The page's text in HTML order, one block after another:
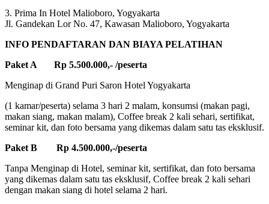
3. Prima In Hotel Malioboro, Yogyakarta
Jl. Gandekan Lor No. 47, Kawasan Malioboro, Yogyakarta
INFO PENDAFTARAN DAN BIAYA PELATIHAN
Paket A Rp 5.500.000,- /peserta
Menginap di Grand Puri Saron Hotel Yogyakarta
(1 kamar/peserta) selama 3 hari 2 malam, konsumsi (makan pagi,
makan siang, makan malam), Coffee break 2 kali sehari, sertifikat,
seminar kit, dan foto bersama yang dikemas dalam satu tas eksklusif.
Paket B Rp 4.500.000,-/peserta
Tanpa Menginap di Hotel, seminar kit, sertifikat, dan foto bersama
yang dikemas dalam satu tas eksklusif, Coffee break 2 kali sehari
dengan makan siang di hotel selama 2 hari.